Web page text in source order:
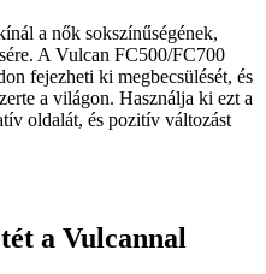
a nők sokszínűségének,
A Vulcan FC500/FC700
fejezheti ki megbecsülését, és
a világon. Használja ki ezt a
oldalát, és pozitív változást
a Vulcannal